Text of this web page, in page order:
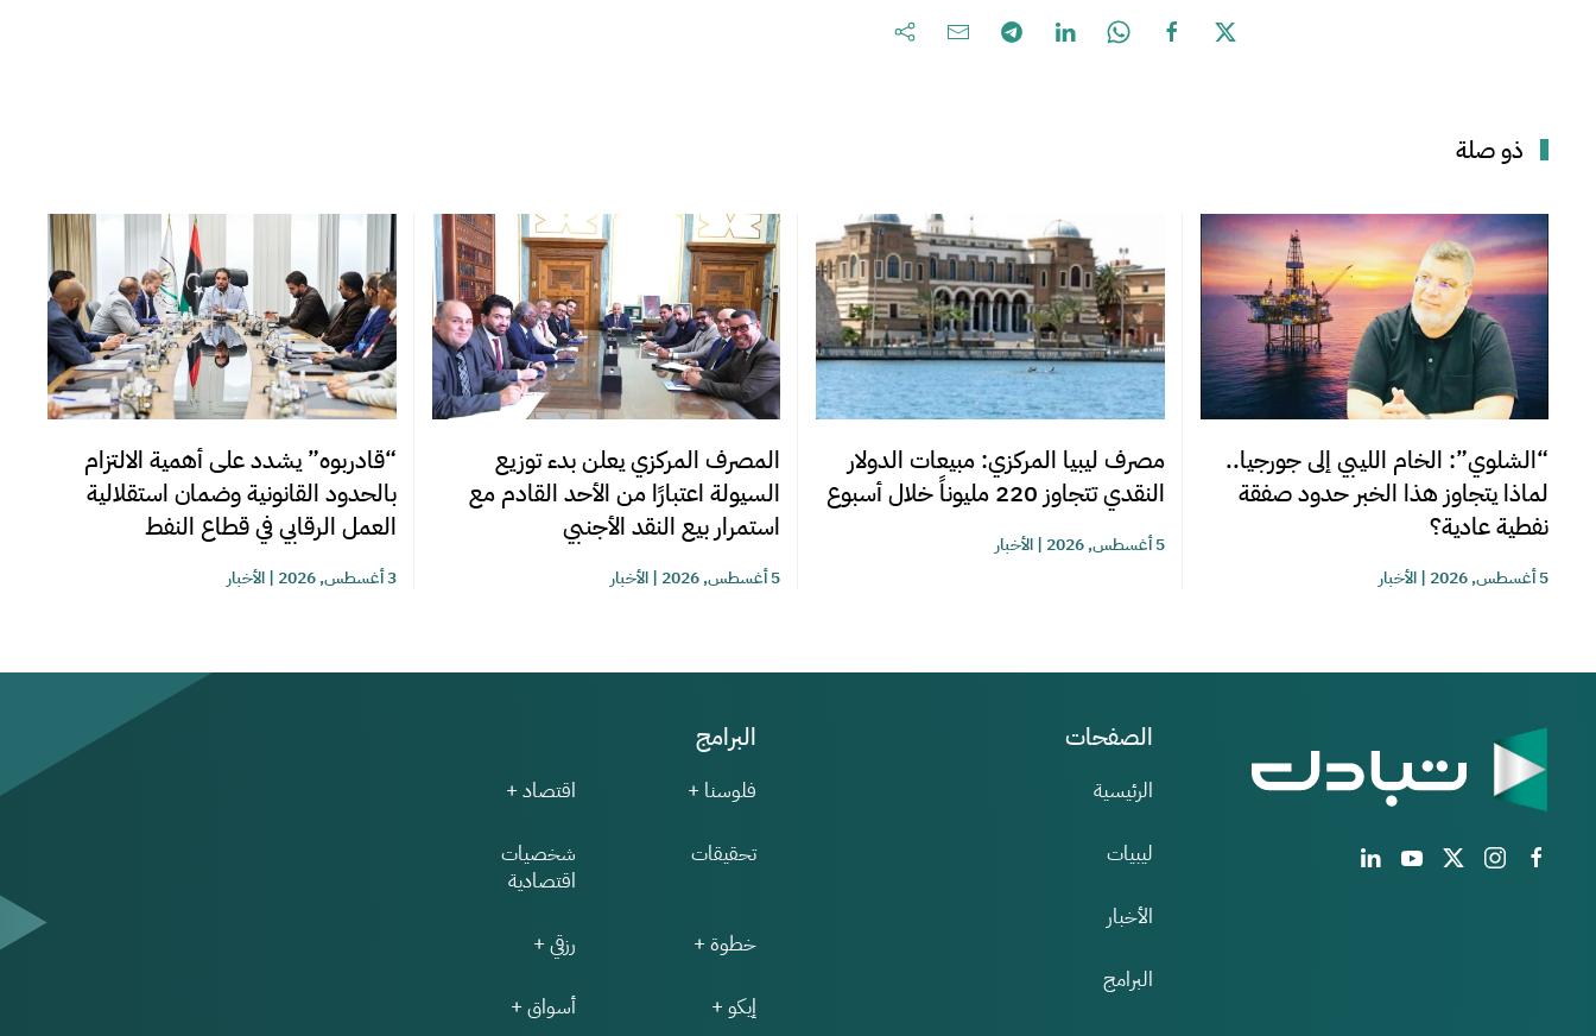
ذو صلة
“الشلوي”: الخام الليبي إلى جورجيا..
لماذا يتجاوز هذا الخبر حدود صفقة
نفطية عادية؟
5 أغسطس, 2026 |الأخبار
مصرف ليبيا المركزي: مبيعات الدولار
النقدي تتجاوز 220 مليوناً خلال أسبوع
5 أغسطس, 2026 |الأخبار
المصرف المركزي يعلن بدء توزيع
السيولة اعتبارًا من الأحد القادم مع
استمرار بيع النقد الأجنبي
5 أغسطس, 2026 |الأخبار
“قادربوه” يشدد على أهمية الالتزام
بالحدود القانونية وضمان استقلالية
العمل الرقابي في قطاع النفط
3 أغسطس, 2026 |الأخبار
الصفحات
الرئيسية
ليبيات
الأخبار
البرامج
البرامج
فلوسنا + اقتصاد +
تحقيقات
شخصيات
اقتصادية
خطوة + رزقي +
إيكو + أسواق +